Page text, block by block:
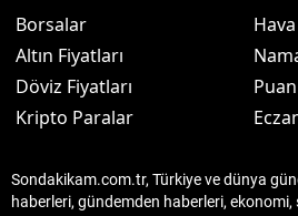
Borsalar
Altın Fiyatları
Döviz Fiyatları
Kripto Paralar
Sondakikam.com.tr, Türkiye ve dünya
haberleri, gündemden haberleri,